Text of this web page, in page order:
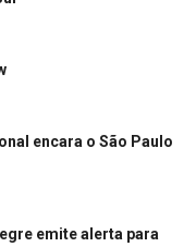
encara o São Paulo
emite alerta para